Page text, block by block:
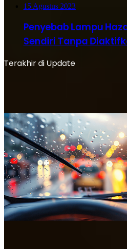
15 Agustus 2023
Penyebab Lampu
Sendiri Tanpa
Terakhir di Update